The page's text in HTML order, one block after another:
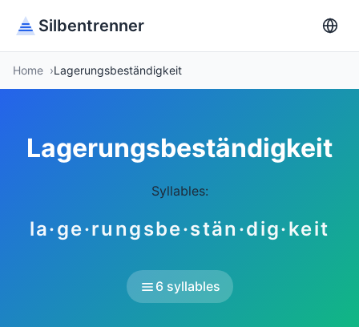
Silbentrenner
Home Lagerungsbeständigkeit
Lagerungsbeständigkeit
Syllables:
la·ge·rungsbe·stän·dig·keit
6 syllables